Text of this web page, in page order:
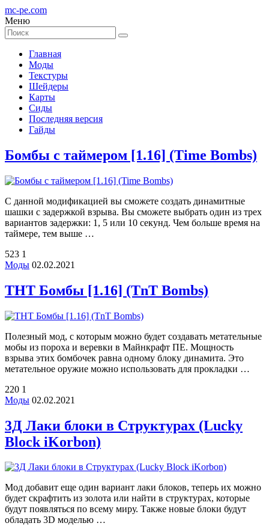
mc-pe.com
Меню
Главная
Моды
Текстуры
Шейдеры
Карты
Сиды
Последняя версия
Гайды
Бомбы с таймером [1.16] (Time Bombs)
С данной модификацией вы сможете создать динамитные
шашки с задержкой взрыва. Вы сможете выбрать один из трех
вариантов задержки: 1, 5 или 10 секунд. Чем больше время на
таймере, тем выше …
523 1
Моды 02.02.2021
ТНТ Бомбы [1.16] (TnT Bombs)
Полезный мод, с которым можно будет создавать метательные
мобы из пороха и веревки в Майнкрафт ПЕ. Мощность
взрыва этих бомбочек равна одному блоку динамита. Это
метательное оружие можно использовать для прокладки …
220 1
Моды 02.02.2021
3Д Лаки блоки в Структурах (Lucky
Block iKorbon)
Мод добавит еще один вариант лаки блоков, теперь их можно
будет скрафтить из золота или найти в структурах, которые
будут появляться по всему миру. Также новые блоки будут
обладать 3D моделью …